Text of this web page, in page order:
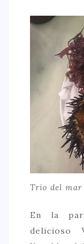
Trio del mar
En la
delicioso